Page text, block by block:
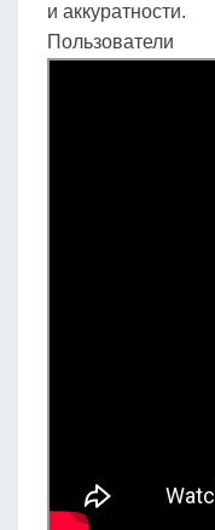
и аккуратности.